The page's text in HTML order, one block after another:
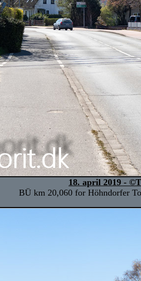
18. april 2019 -
BÜ km 20,060 for Höhndorfer